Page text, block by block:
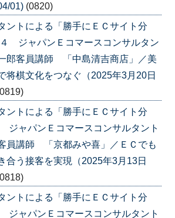
01) (0820)
ントによる「勝手にＥＣサイト分
ジャパンＥコマースコンサルタン
郎客員講師 「中島清吉商店」／美
将棋文化をつなぐ（2025年3月20日
ントによる「勝手にＥＣサイト分
ャパンＥコマースコンサルタント
員講師 「京都みや喜」／ＥＣでも
合う接客を実現（2025年3月13日
ントによる「勝手にＥＣサイト分
ャパンＥコマースコンサルタント